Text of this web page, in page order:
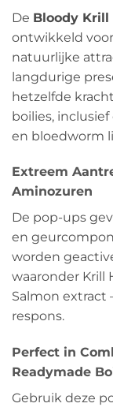
De Bloody Krill
ontwikkeld
natuurlijke
langdurige
hetzelfde
boilies,
en bloedworm
Extreem
Aminozuren
De pop-ups
en
worden
waaronder Krill
Salmon
respons.
Perfect in
Readymade
Gebruik deze